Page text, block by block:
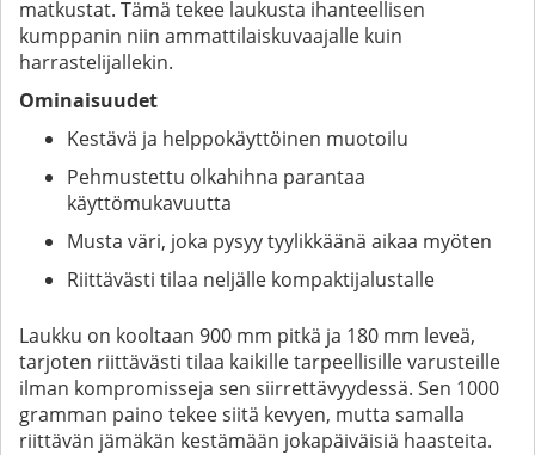
matkustat. Tämä tekee laukusta ihanteellisen
kumppanin niin ammattilaiskuvaajalle kuin
harrastelijallekin.
Ominaisuudet
Kestävä ja helppokäyttöinen muotoilu
Pehmustettu olkahihna parantaa
käyttömukavuutta
Musta väri, joka pysyy tyylikkäänä aikaa myöten
Riittävästi tilaa neljälle kompaktijalustalle
Laukku on kooltaan 900 mm pitkä ja 180 mm leveä,
tarjoten riittävästi tilaa kaikille tarpeellisille varusteille
ilman kompromisseja sen siirrettävyydessä. Sen 1000
gramman paino tekee siitä kevyen, mutta samalla
riittävän jämäkän kestämään jokapäiväisiä haasteita.